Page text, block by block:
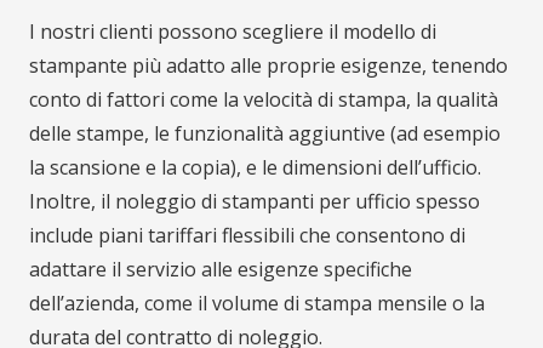
I nostri clienti possono scegliere il modello di
stampante più adatto alle proprie esigenze, tenendo
conto di fattori come la velocità di stampa, la qualità
delle stampe, le funzionalità aggiuntive (ad esempio
la scansione e la copia), e le dimensioni dell’ufficio.
Inoltre, il noleggio di stampanti per ufficio spesso
include piani tariffari flessibili che consentono di
adattare il servizio alle esigenze specifiche
dell’azienda, come il volume di stampa mensile o la
durata del contratto di noleggio.